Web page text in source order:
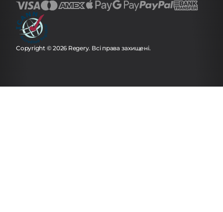
Copyright © 2026 Regery. Всі права захищені.